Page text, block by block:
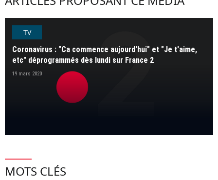
TV
Coronavirus : "Ca commence aujourd'hui" et "Je t'aime,
etc" déprogrammés dès lundi sur France 2
19 mars 2020
MOTS CLÉS